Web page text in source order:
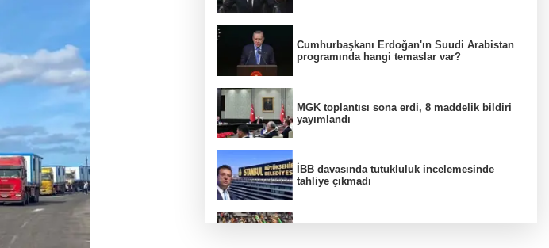
Cumhurbaşkanı Erdoğan'ın Suudi Arabistan
programında hangi temaslar var?
MGK toplantısı sona erdi, 8 maddelik bildiri
yayımlandı
İBB davasında tutukluluk incelemesinde
tahliye çıkmadı